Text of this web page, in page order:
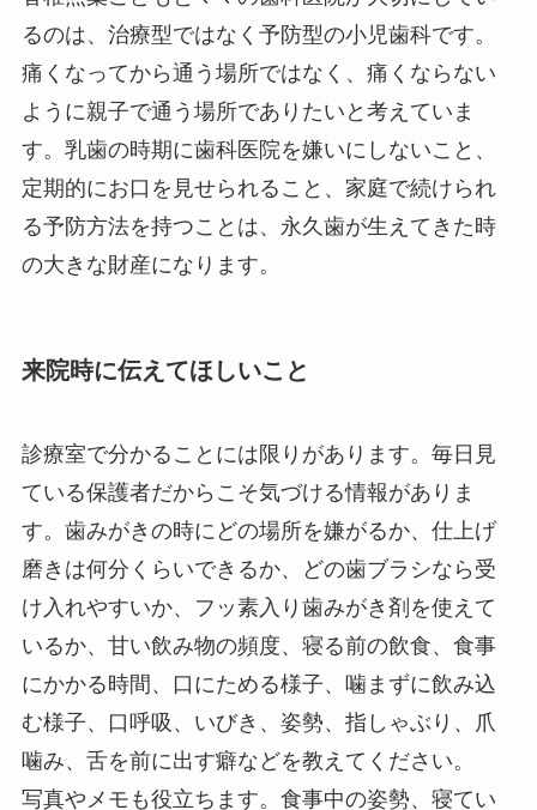
るのは、治療型ではなく予防型の小児歯科です。
痛くなってから通う場所ではなく、痛くならない
ように親子で通う場所でありたいと考えていま
す。乳歯の時期に歯科医院を嫌いにしないこと、
定期的にお口を見せられること、家庭で続けられ
る予防方法を持つことは、永久歯が生えてきた時
の大きな財産になります。
来院時に伝えてほしいこと
診療室で分かることには限りがあります。毎日見
ている保護者だからこそ気づける情報がありま
す。歯みがきの時にどの場所を嫌がるか、仕上げ
磨きは何分くらいできるか、どの歯ブラシなら受
け入れやすいか、フッ素入り歯みがき剤を使えて
いるか、甘い飲み物の頻度、寝る前の飲食、食事
にかかる時間、口にためる様子、噛まずに飲み込
む様子、口呼吸、いびき、姿勢、指しゃぶり、爪
噛み、舌を前に出す癖などを教えてください。
写真やメモも役立ちます。食事中の姿勢、寝てい